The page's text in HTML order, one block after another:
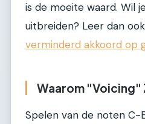
is de moeite waard. Wil
uitbreiden? Leer dan
verminderd akkoord op
Waarom "Voicing"
Spelen van de noten C-